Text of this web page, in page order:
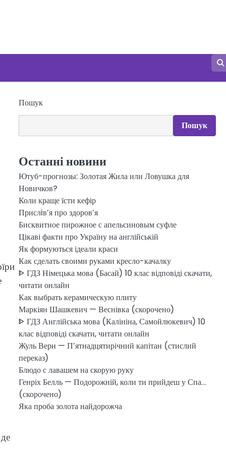
Пошук
Пошук
Останні новини
Ютуб-прогнозы: Золотая Жила или Ловушка для
Новичков?
Коли краще їсти кефір
Прислiв’я про здоров’я
Бисквитное пирожное с апельсиновым суфле
Цікаві факти про Україну на англійській
Як формуються ідеали краси
Как сделать своими руками кресло-качалку
ᐈ ГДЗ Німецька мова (Басай) 10 клас відповіді скачати,
читати онлайн
Как выбрать керамическую плиту
Маркіян Шашкевич — Веснівка (скорочено)
ᐈ ГДЗ Англійська мова (Калініна, Самойлюкевич) 10
клас відповіді скачати, читати онлайн
Жуль Верн — П’ятнадцятирічний капітан (стислий
переказ)
Блюдо с лавашем на скорую руку
Генріх Белль — Подорожній, коли ти прийдеш у Спа…
(скорочено)
Яка проба золота найдорожча